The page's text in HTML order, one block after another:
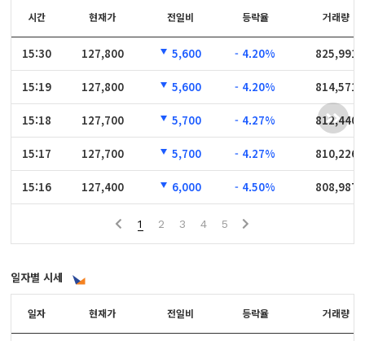
시간
15:30
15:19
15:18
15:17
15:16
시간 현재가 전일비 등락율 거래량
15:30 127,800 5,600 - 4.20% 825,991
15:19 127,800 5,600 - 4.20% 814,571
15:18 127,700 5,700 - 4.27% 812,440
15:17 127,700 5,700 - 4.27% 810,226
15:16 127,400 6,000 - 4.50% 808,987
1 2 3 4 5
일자별 시세
일자
일자 현재가 전일비 등락율 거래량